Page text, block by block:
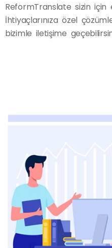
ReformTranslate sizin
İhtiyaçlarınıza özel
bizimle iletişime